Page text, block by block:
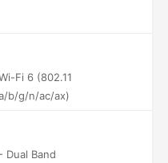
Fi 6 (802.11
b/g/n/ac/ax)
- Dual Band